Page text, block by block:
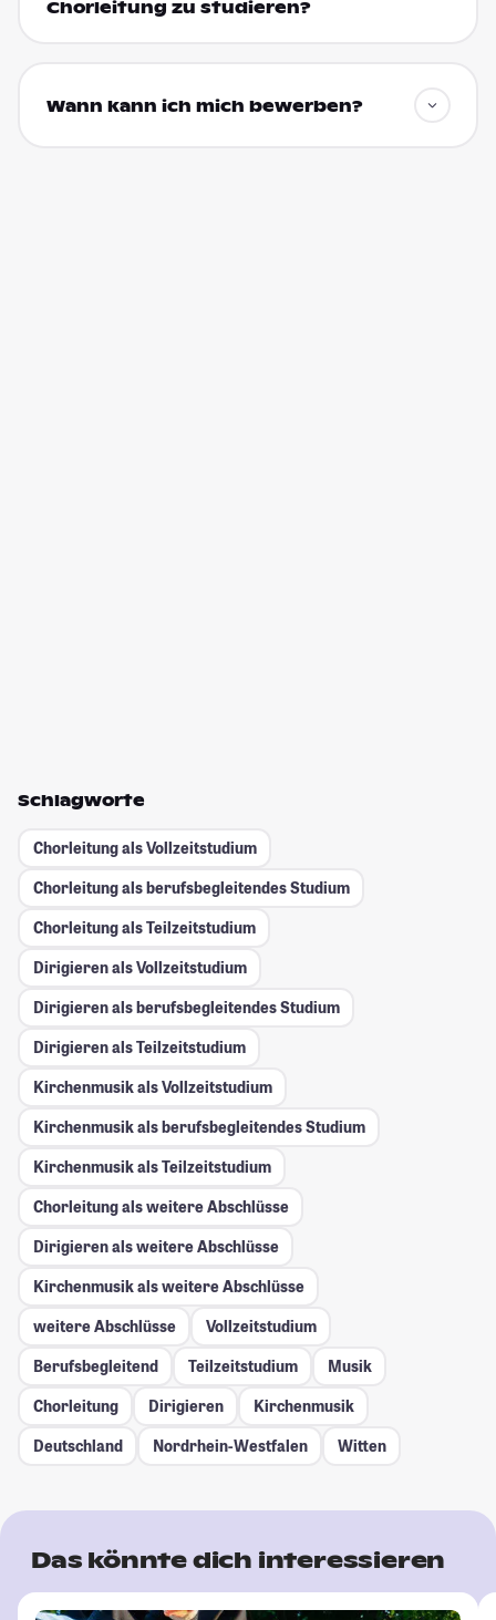
Chorleitung zu studieren?
Wann kann ich mich bewerben?
Schlagworte
Chorleitung als Vollzeitstudium
Chorleitung als berufsbegleitendes Studium
Chorleitung als Teilzeitstudium
Dirigieren als Vollzeitstudium
Dirigieren als berufsbegleitendes Studium
Dirigieren als Teilzeitstudium
Kirchenmusik als Vollzeitstudium
Kirchenmusik als berufsbegleitendes Studium
Kirchenmusik als Teilzeitstudium
Chorleitung als weitere Abschlüsse
Dirigieren als weitere Abschlüsse
Kirchenmusik als weitere Abschlüsse
weitere Abschlüsse
Vollzeitstudium
Berufsbegleitend
Teilzeitstudium
Musik
Chorleitung
Dirigieren
Kirchenmusik
Deutschland
Nordrhein-Westfalen Witten
Das könnte dich interessieren